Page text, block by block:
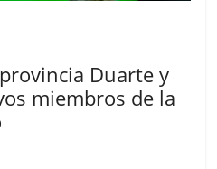
Duarte y
miembros de la